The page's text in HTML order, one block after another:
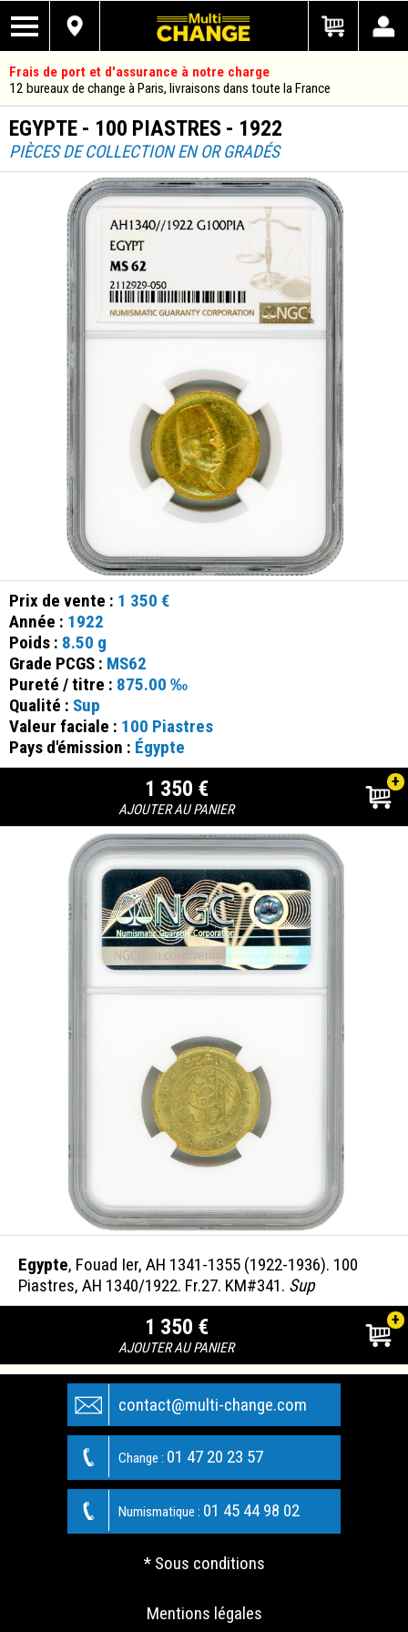
Frais de port et d'assurance à notre charge
12 bureaux de change à Paris, livraisons dans toute la France
EGYPTE - 100 PIASTRES - 1922
PIÈCES DE COLLECTION EN OR GRADÉS
Prix de vente : 1 350 €
Année : 1922
Poids : 8.50 g
Grade PCGS : MS62
Pureté / titre : 875.00 ‰
Qualité : Sup
Valeur faciale : 100 Piastres
Pays d'émission : Égypte
1 350 €
AJOUTER AU PANIER
+
Egypte, Fouad Ier, AH 1341-1355 (1922-1936). 100
Piastres, AH 1340/1922. Fr.27. KM#341. Sup
1 350 €
AJOUTER AU PANIER
+
contact@multi-change.com
Change : 01 47 20 23 57
Numismatique : 01 45 44 98 02
* Sous conditions
Mentions légales